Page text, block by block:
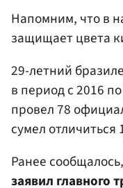
Напомним, что в
защищает цвета
29-летний
в период с 2016
провел 78
сумел отличиться
Ранее
заявил главного